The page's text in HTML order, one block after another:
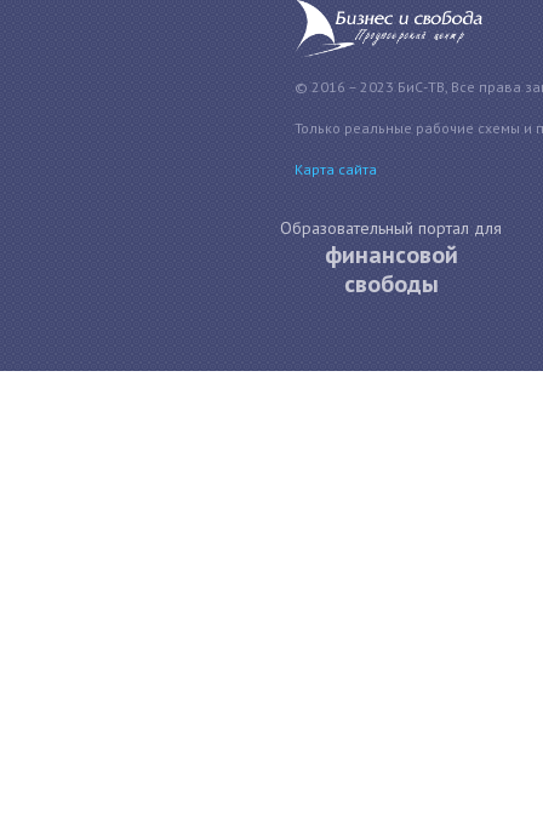
© 2016 – 2023 БиС-ТВ, Все права
Только реальные рабочие схемы и
Карта сайта
Образовательный портал для
финансовой
свободы